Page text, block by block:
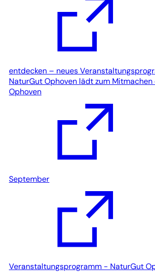
entdecken – neues
NaturGut Ophoven lädt zum
Ophoven
(Öffnet
September
(Öffnet
Veranstaltungsprogramm - NaturGut
(Öffnet